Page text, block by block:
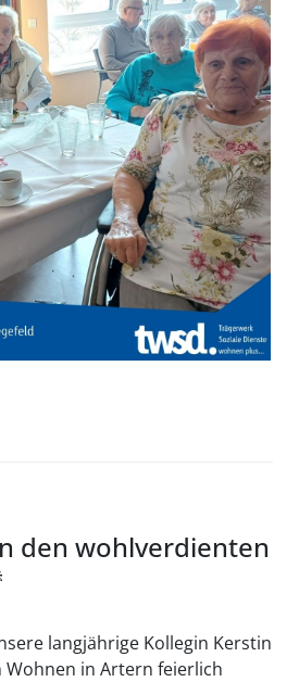
den wohlverdienten
langjährige Kollegin Kerstin
in Artern feierlich